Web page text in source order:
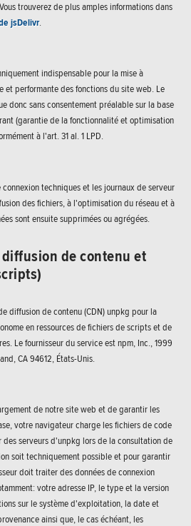
trouverez de plus amples informations dans
jsDelivr.
indispensable pour la mise à
et performante des fonctions du site web. Le
donc sans consentement préalable sur la base
(garantie de la fonctionnalité et optimisation
à l'art. 31 al. 1 LPD.
techniques et les journaux de serveur
des fichiers, à l'optimisation du réseau et à
sont ensuite supprimées ou agrégées.
de contenu et
diffusion de contenu (CDN) unpkg pour la
en ressources de fichiers de scripts et de
Le fournisseur du service est npm, Inc., 1999
CA 94612, États-Unis.
de notre site web et de garantir les
votre navigateur charge les fichiers de code
serveurs d'unpkg lors de la consultation de
soit techniquement possible et pour garantir
doit traiter des données de connexion
votre adresse IP, le type et la version
sur le système d'exploitation, la date et
ainsi que, le cas échéant, les